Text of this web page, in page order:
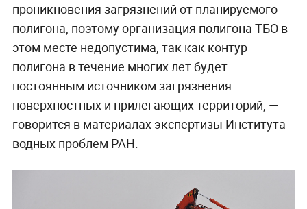
проникновения загрязнений от планируемого
полигона, поэтому организация полигона ТБО в
этом месте недопустима, так как контур
полигона в течение многих лет будет
постоянным источником загрязнения
поверхностных и прилегающих территорий, —
говорится в материалах экспертизы Института
водных проблем РАН.